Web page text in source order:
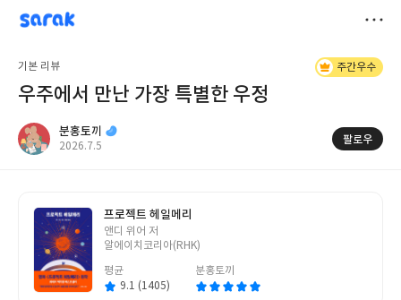
sarak
분홍토끼
저
장
기본 리뷰 주간우수
우주에서 만난 가장 특별한 우정
분홍토끼
작
2026.7.5
팔로우
프로젝트 헤일메리
글
쓴
앤디 위어 저
알에이치코리아(RHK)
평균
9.1 (1405)
분홍토끼